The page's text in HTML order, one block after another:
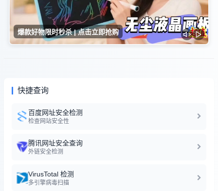
快捷查询
百度网址安全检测
检查网站安全性
腾讯网址安全查询
外链安全检测
VirusTotal 检测
多引擎病毒扫描